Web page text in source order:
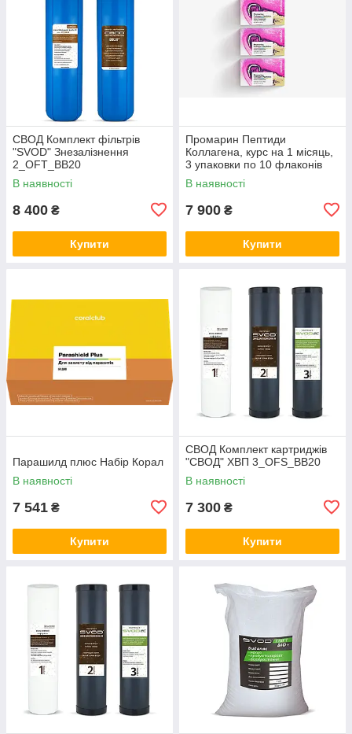
СВОД Комплект фільтрів
"SVOD" Знезалізнення
2_OFT_BB20
В наявності
8 400 ₴
Купити
Промарин Пептиди
Коллагена, курс на 1 місяць,
3 упаковки по 10 флаконів
В наявності
7 900 ₴
Купити
Парашилд плюс Набір Корал
В наявності
7 541 ₴
Купити
СВОД Комплект картриджів
"СВОД" ХВП 3_OFS_BB20
В наявності
7 300 ₴
Купити